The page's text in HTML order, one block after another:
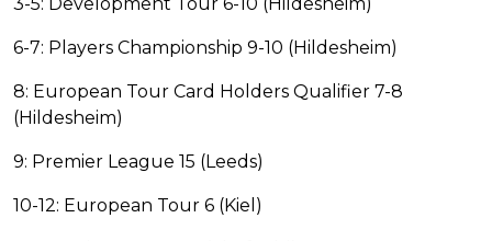
6-7: Players Championship 9-10 (Hildesheim)
8: European Tour Card Holders Qualifier 7-8
(Hildesheim)
9: Premier League 15 (Leeds)
10-12: European Tour 6 (Kiel)